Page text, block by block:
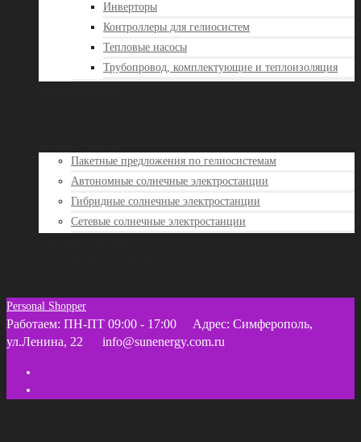
Инверторы
Контроллеры для гелиосистем
Тепловые насосы
Трубопровод, комплектующие и теплоизоляция
Пакетные предложения по гелиосистемам
Автономные солнечные электростанции
Гибридные солнечные электростанции
Сетевые солнечные электростанции
Personal Shopper
Работаем: ПН-ПТ 09:00 - 17:00
Адрес: Симферополь,
ул.Ленина, 22
info@sunenergy.com.ru